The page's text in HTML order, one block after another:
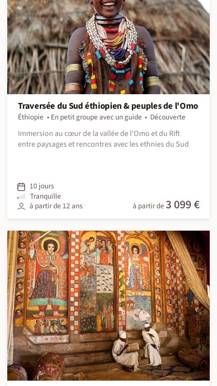
Traversée du Sud éthiopien & peuples de l'Omo
Éthiopie En petit groupe avec un guide
Découverte
Immersion au cœur de la vallée de l'Omo et du Rift
entre paysages et rencontres avec les ethnies du Sud
10 jours
Tranquille
à partir de 12 ans
à partir de 3 099 €